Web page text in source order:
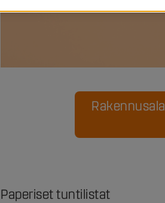
Rakennusala
Paperiset tuntilistat